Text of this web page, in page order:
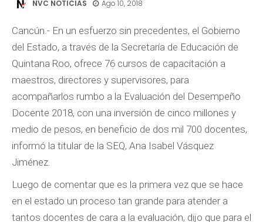
NVC NOTICIAS Ago 10, 2018
Cancún.- En un esfuerzo sin precedentes, el Gobierno
del Estado, a través de la Secretaría de Educación de
Quintana Roo, ofrece 76 cursos de capacitación a
maestros, directores y supervisores, para
acompañarlos rumbo a la Evaluación del Desempeño
Docente 2018, con una inversión de cinco millones y
medio de pesos, en beneficio de dos mil 700 docentes,
informó la titular de la SEQ, Ana Isabel Vásquez
Jiménez.
Luego de comentar que es la primera vez que se hace
en el estado un proceso tan grande para atender a
tantos docentes de cara a la evaluación, dijo que para el